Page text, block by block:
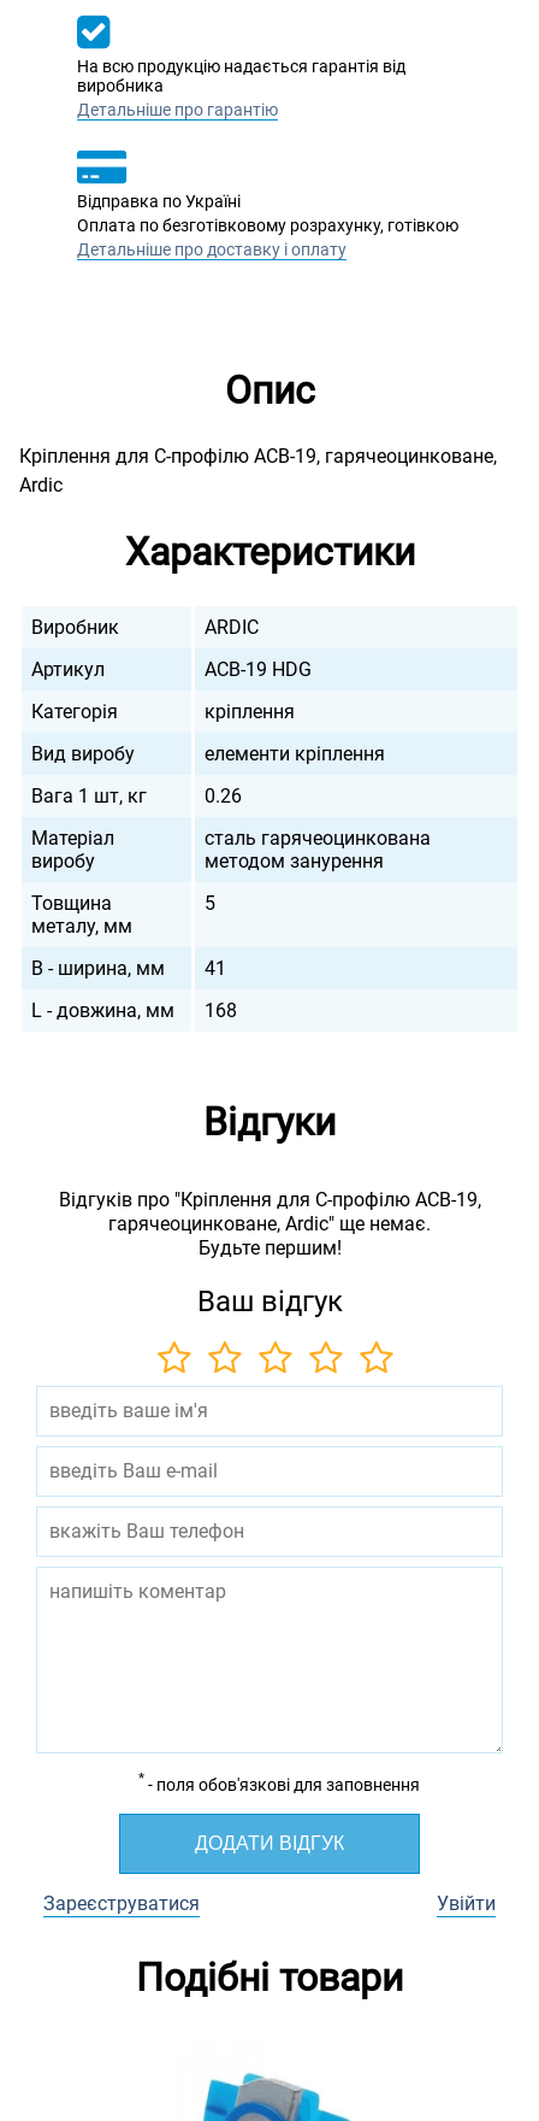
На всю продукцію надається гарантія від
виробника
Детальніше про гарантію
Відправка по Україні
Оплата по безготівковому розрахунку, готівкою
Детальніше про доставку і оплату
Опис
Кріплення для С-профілю ACB-19, гарячеоцинковане,
Ardic
Характеристики
Виробник
ARDIC
Артикул
ACB-19 HDG
Категорія
кріплення
Вид виробу
елементи кріплення
Вага 1 шт, кг
0.26
Матеріал
виробу
сталь гарячеоцинкована
методом занурення
Товщина
металу, мм
5
B - ширина, мм
41
L - довжина, мм
168
Відгуки
Відгуків про "Кріплення для С-профілю ACB-19,
гарячеоцинковане, Ardic" ще немає.
Будьте першим!
Ваш відгук
* - поля обов'язкові для заповнення
ДОДАТИ ВІДГУК
Зареєструватися Увійти
Подібні товари